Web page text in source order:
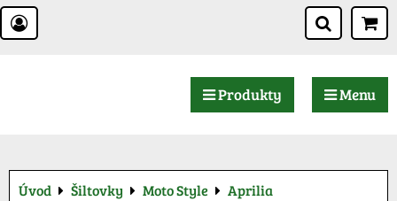
Produkty Menu
Úvod Šiltovky Moto Style Aprilia